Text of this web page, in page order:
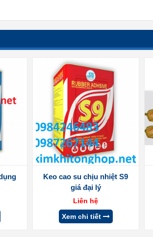
Keo cao su chịu nhiệt S9
giá đại lý
Liên hệ
Xem chi tiết